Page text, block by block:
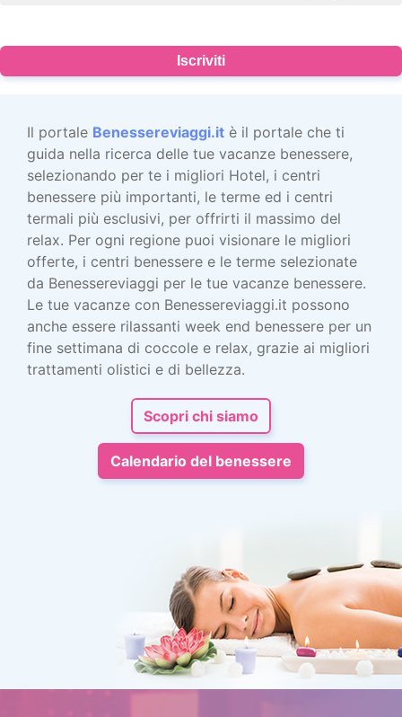
Iscriviti
Il portale Benessereviaggi.it è il portale che ti
guida nella ricerca delle tue vacanze benessere,
selezionando per te i migliori Hotel, i centri
benessere più importanti, le terme ed i centri
termali più esclusivi, per offrirti il massimo del
relax. Per ogni regione puoi visionare le migliori
offerte, i centri benessere e le terme selezionate
da Benessereviaggi per le tue vacanze benessere.
Le tue vacanze con Benessereviaggi.it possono
anche essere rilassanti week end benessere per un
fine settimana di coccole e relax, grazie ai migliori
trattamenti olistici e di bellezza.
Scopri chi siamo
Calendario del benessere